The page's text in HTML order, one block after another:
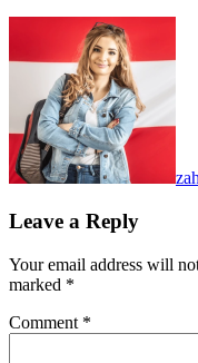
Leave a Reply
Your email address will
marked *
Comment *